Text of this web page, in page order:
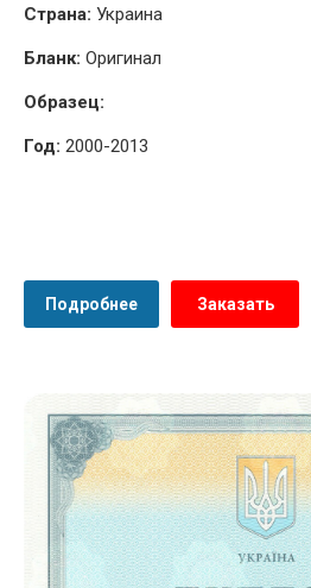
Страна: Украина
Бланк: Оригинал
Образец:
Год: 2000-2013
Подробнее Заказать